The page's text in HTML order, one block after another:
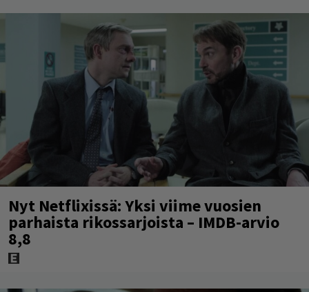
Nyt Netflixissä: Yksi viime vuosien
parhaista rikossarjoista – IMDB-arvio
8,8